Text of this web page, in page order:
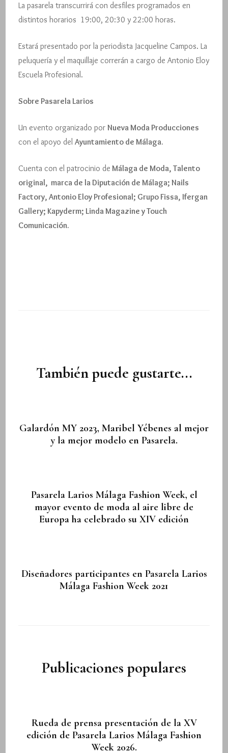
La pasarela transcurrirá con desfiles programados en
distintos horarios 19:00, 20:30 y 22:00 horas.
Estará presentado por la periodista Jacqueline Campos. La
peluquería y el maquillaje correrán a cargo de Antonio Eloy
Escuela Profesional.
Sobre Pasarela Larios
Un evento organizado porNueva Moda Producciones
con el apoyo delAyuntamiento de Málaga.
Cuenta con el patrocinio de Málaga de Moda, Talento
original, marca de la Diputación de Málaga; Nails
Factory, Antonio Eloy Profesional; Grupo Fissa, Ifergan
Gallery; Kapyderm; Linda Magazine y Touch
Comunicación.
entradas
También puede gustarte...
Galardón MY 2023, Maribel Yébenes al mejor
y la mejor modelo en Pasarela.
Pasarela Larios Málaga Fashion Week, el
mayor evento de moda al aire libre de
Europa ha celebrado su XIV edición
Diseñadores participantes en Pasarela Larios
Málaga Fashion Week 2021
Publicaciones populares
Rueda de prensa presentación de la XV
edición de Pasarela Larios Málaga Fashion
Week 2026.